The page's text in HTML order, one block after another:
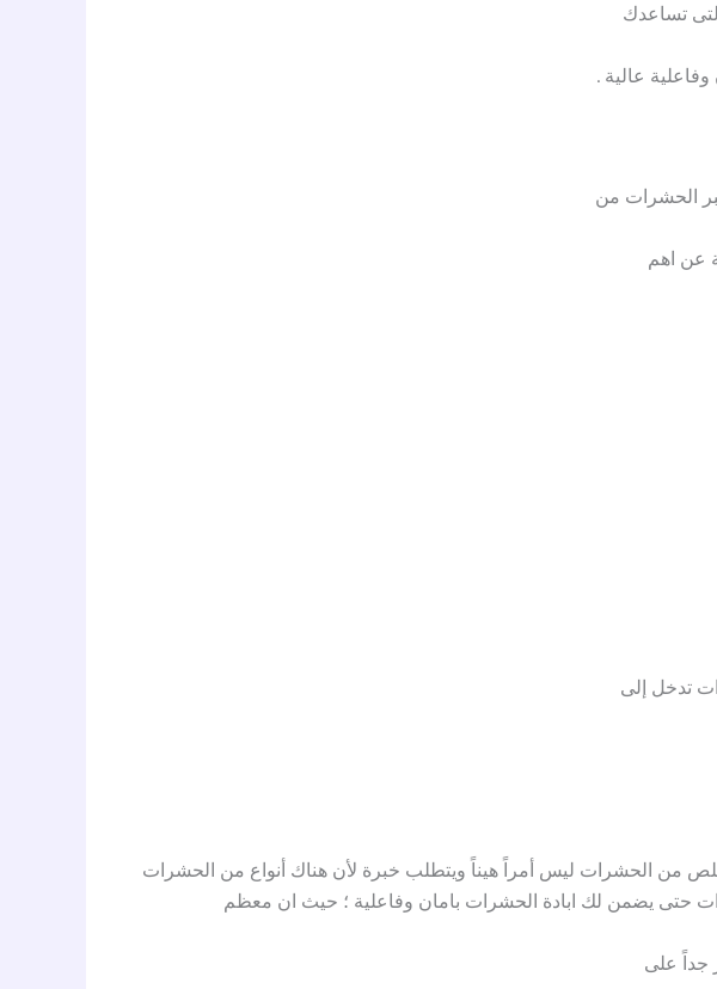
تساعدك
عالية .
الحشرات من
عن اهم
تدخل إلى
الحشرات ليس أمراً هيناً ويتطلب خبرة لأن هناك أنواع من الحشرات
حتى يضمن لك ابادة الحشرات بامان وفاعلية ؛ حيث ان معظم
جداً على